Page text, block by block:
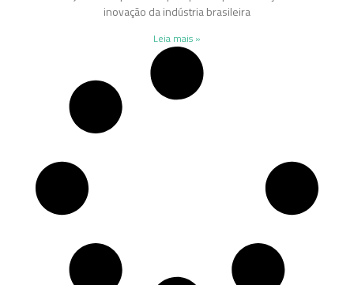
inovação da indústria brasileira
Leia mais »